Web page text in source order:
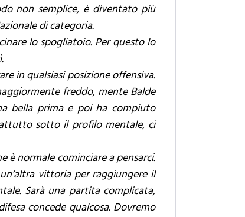
non semplice, è diventato più
di categoria.
lo spogliatoio. Per questo lo
in qualsiasi posizione offensiva.
freddo, mente Balde
bella prima e poi ha compiuto
sotto il profilo mentale, ci
è normale cominciare a pensarci.
vittoria per raggiungere il
Sarà una partita complicata,
concede qualcosa. Dovremo